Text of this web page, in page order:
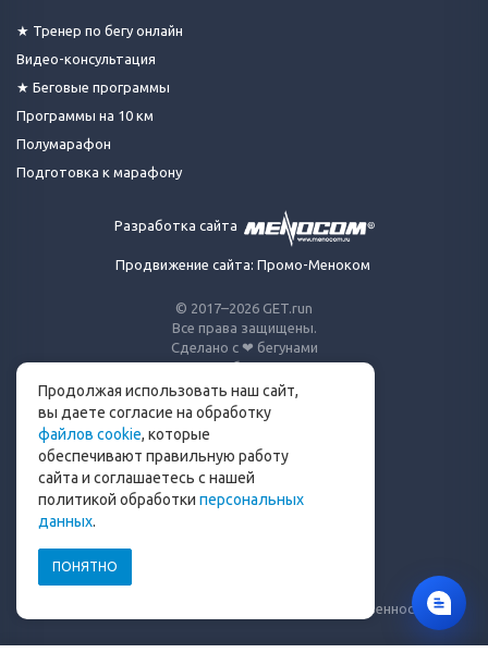
© 2017–2026 GET.run
Все права защищены.
Сделано с ❤ бегунами
для бегунов
Телеграм-канал Get.run
Беговой чат в Телеграм
info@get.run
Уведомление о рисках и ограничение ответственности
★ Тренер по бегу онлайн
Видео-консультация
★ Беговые программы
Программы на 10 км
Полумарафон
Подготовка к марафону
Разработка сайта
Продвижение сайта: Промо-Меноком
Продолжая использовать наш сайт,
вы даете согласие на обработку
файлов cookie, которые
обеспечивают правильную работу
сайта и соглашаетесь с нашей
политикой обработки персональных
данных.
ПОНЯТНО